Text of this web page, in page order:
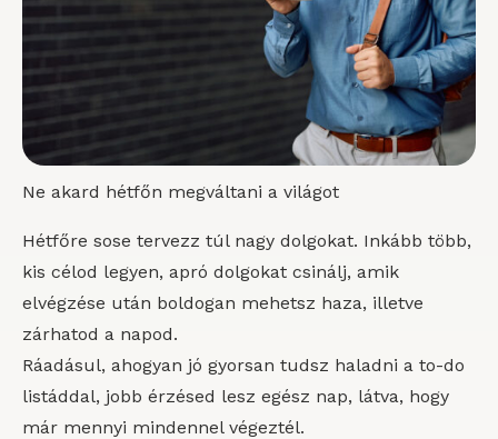
Ne akard hétfőn megváltani a világot
Hétfőre sose tervezz túl nagy dolgokat. Inkább több,
kis célod legyen, apró dolgokat csinálj, amik
elvégzése után boldogan mehetsz haza, illetve
zárhatod a napod.
Ráadásul, ahogyan jó gyorsan tudsz haladni a to-do
listáddal, jobb érzésed lesz egész nap, látva, hogy
már mennyi mindennel végeztél.